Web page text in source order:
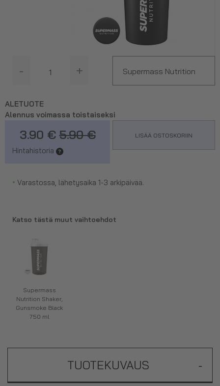
- + Supermass Nutrition
ALETUOTE
Alennus voimassa toistaiseksi
3.90 € 5.90 €
Hintahistoria
LISÄÄ OSTOSKORIIN
• Varastossa, lähetysaika 1-3 arkipäivää.
Katso tästä muut vaihtoehdot
Supermass
Nutrition Shaker,
Gunsmoke Black
750 ml
TUOTEKUVAUS -